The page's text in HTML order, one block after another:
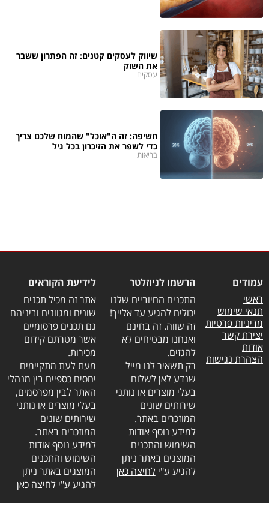
שיווק לעסקים קטנים: זה הפתרון ששבר
את השוק
עסקים
חשיפה: זה ה"אוכל" שהמוח שלכם צריך
כדי לשפר את הזיכרון בכל גיל
בריאות
עמודים
ראשי
תנאי שימוש
מדיניות פרטיות
יצירת קשר
אודות
הצהרת נגישות
הרשמו לניוזלטר
התכנים החיוביים שלנו
יכולים להגיע עד אלייך!
זה שווה. זה בחינם
ואנחנו מבטיחים לא
להגזים.
רק תשאיר לנו מייל
שנדע לאן לשלוח
בעלי מוצרים או נותני
שירותים שונים
המוזכרים באתר.
למידע נוסף אודות
השימוש והתכנים
המוצגים באתר ניתן
להגיע ע"ילחיצה כאן
לידיעת הקוראים
אתר זה מכיל תכנים
שונים ומגוונים וביניהם
גם תכנים פרסומיים
אשר מטרתם קידום
מכירות.
מעת לעת מתקיימים
יחסים כספיים בין מנהלי
האתר לבין מפרסמים,
בעלי מוצרים או נותני
שירותים שונים
המוזכרים באתר.
למידע נוסף אודות
השימוש והתכנים
המוצגים באתר ניתן
להגיע ע"ילחיצה כאן